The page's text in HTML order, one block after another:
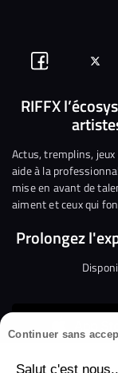
Continuer sans
Salut c'est
Suivez-
nous
Facebook
sur
RIFFX
Actus, tremplins, jeux
aide à la
mise en avant de
aiment et ceux qui
Prolongez